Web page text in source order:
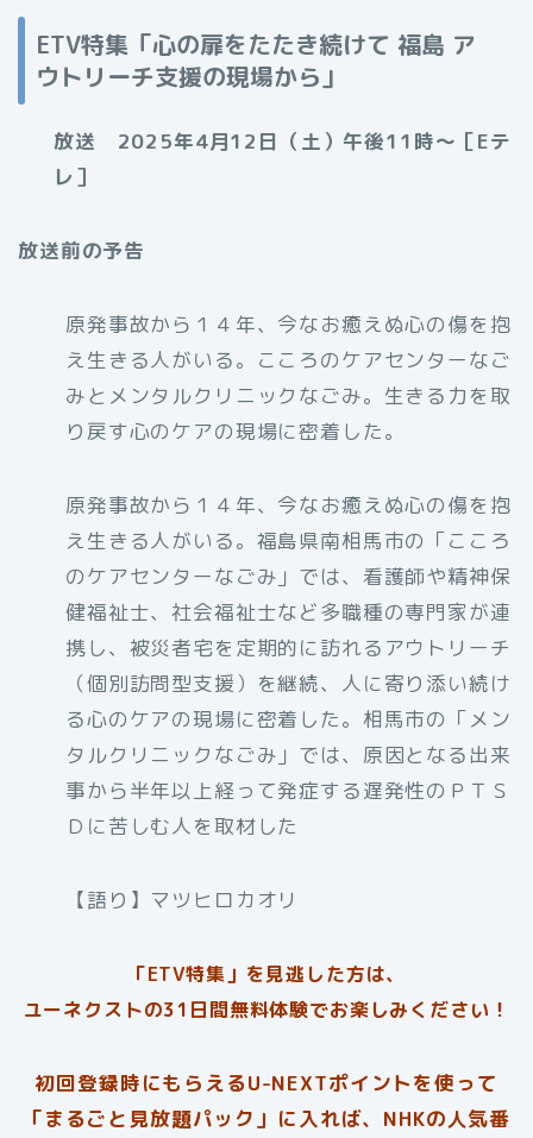
ETV特集「心の扉をたたき続けて 福島 ア
ウトリーチ支援の現場から」
放送 2025年4月12日（土）午後11時～［Eテ
レ］
放送前の予告
原発事故から１４年、今なお癒えぬ心の傷を抱
え生きる人がいる。こころのケアセンターなご
みとメンタルクリニックなごみ。生きる力を取
り戻す心のケアの現場に密着した。
原発事故から１４年、今なお癒えぬ心の傷を抱
え生きる人がいる。福島県南相馬市の「こころ
のケアセンターなごみ」では、看護師や精神保
健福祉士、社会福祉士など多職種の専門家が連
携し、被災者宅を定期的に訪れるアウトリーチ
（個別訪問型支援）を継続、人に寄り添い続け
る心のケアの現場に密着した。相馬市の「メン
タルクリニックなごみ」では、原因となる出来
事から半年以上経って発症する遅発性のＰＴＳ
Ｄに苦しむ人を取材した
【語り】マツヒロカオリ
「ETV特集」を見逃した方は、
ユーネクストの31日間無料体験でお楽しみください！
初回登録時にもらえるU-NEXTポイントを使って
「まるごと見放題パック」に入れば、NHKの人気番